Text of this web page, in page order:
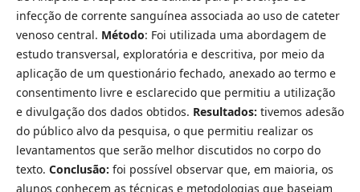
infecção de corrente sanguínea associada ao uso de cateter
venoso central. Método: Foi utilizada uma abordagem de
estudo transversal, exploratória e descritiva, por meio da
aplicação de um questionário fechado, anexado ao termo e
consentimento livre e esclarecido que permitiu a utilização
e divulgação dos dados obtidos. Resultados: tivemos adesão
do público alvo da pesquisa, o que permitiu realizar os
levantamentos que serão melhor discutidos no corpo do
texto. Conclusão: foi possível observar que, em maioria, os
alunos conhecem as técnicas e metodologias que baseiam